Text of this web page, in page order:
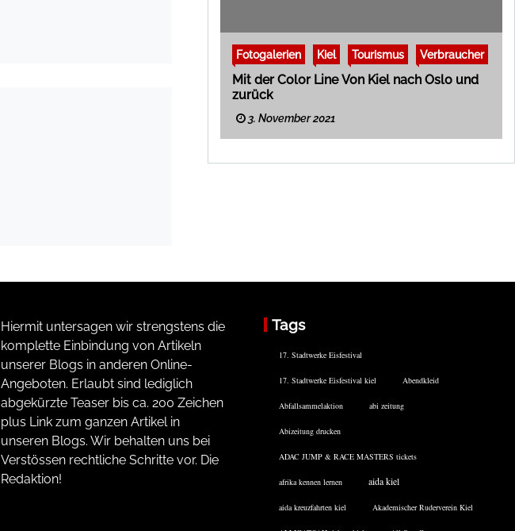
Fotogalerien Kiel Tourismus Verbraucher
Mit der Color Line Von Kiel nach Oslo und
zurück
3. November 2021
Hiermit untersagen wir strengstens die
komplette Einbindung von Artikeln
unserer Blogs in anderen Online-
Angeboten. Erlaubt sind lediglich
abgekürzte Teaser bis ca. 200 Zeichen
plus Link zum ganzen Artikel in
unseren Blogs. Wir behalten uns bei
Verstössen rechtliche Schritte vor. Die
Redaktion!
Tags
17. Stadtwerke Eisfestival
17. Stadtwerke Eisfestival kiel Abendkleid
Abfallsammelaktion abi zeitung
Abizeitung drucken
ADAC JUMP & RACE MASTERS tickets
afrika kennen lernen aida kiel
aida kreuzfahrten kiel Akademischer Ruderverein Kiel